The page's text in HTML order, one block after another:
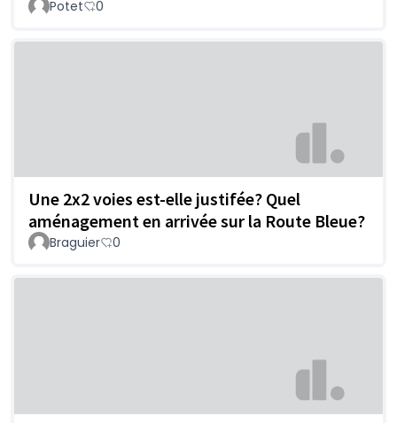
Potet 0
Une 2x2 voies est-elle justifée? Quel
aménagement en arrivée sur la Route Bleue?
Braguier 0